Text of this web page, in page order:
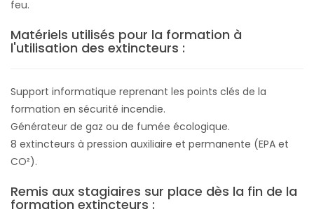
feu.
Matériels utilisés pour la formation à
l'utilisation des extincteurs :
Support informatique reprenant les points clés de la
formation en sécurité incendie.
Générateur de gaz ou de fumée écologique.
8 extincteurs à pression auxiliaire et permanente (EPA et
CO²).
Remis aux stagiaires sur place dès la fin de la
formation extincteurs :